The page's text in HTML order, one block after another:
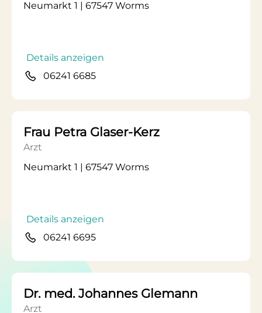
Neumarkt 1 | 67547 Worms
Details anzeigen
06241 6685
Frau Petra Glaser-Kerz
Arzt
Neumarkt 1 | 67547 Worms
Details anzeigen
06241 6695
Dr. med. Johannes Glemann
Arzt